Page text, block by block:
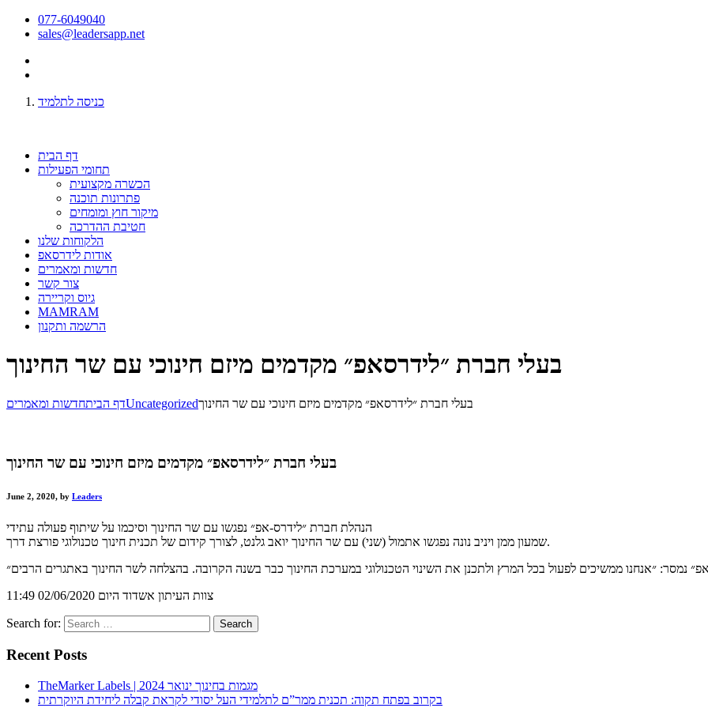
077-6049040
sales@leadersapp.net
כניסה לתלמיד
דף הבית
תחומי הפעילות
הכשרה מקצועית
פתרונות תוכנה
מיקור חוץ ומומחים
חטיבת ההדרכה
הלקוחות שלנו
אודות לידרסאפ
חדשות ומאמרים
צור קשר
גיוס וקריירה
MAMRAM
הרשמה ותקנון
בעלי חברת ״לידרסאפ״ מקדמים מיזם חינוכי עם שר החינוך
דף הביתחדשות ומאמרים Uncategorizedבעלי חברת ״לידרסאפ״ מקדמים מיזם חינוכי עם שר החינוך
בעלי חברת ״לידרסאפ״ מקדמים מיזם חינוכי עם שר החינוך
June 2, 2020, by Leaders
הנהלת חברת ״לידרס-אפ״ נפגשו עם שר החינוך וסיכמו על שיתוף פעולה עתידי
שמעון ממן ויניב נונה נפגשו אתמול (שני) עם שר החינוך יואב גלנט, לצורך קידום של תכנית חינוך טכנולוגי פורצת דרך.
צוות העיתון אשדוד היום 02/06/2020 11:49
Search for:
Recent Posts
TheMarker Labels | מגמות בחינוך ינואר 2024
בקרוב בפתח תקוה: תכנית ממר”ם לתלמידי העל יסודי לקראת קבלה ליחידת היוקרתית